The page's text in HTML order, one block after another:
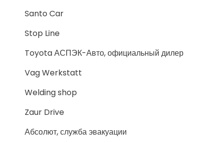
Santo Car
Stop Line
Toyota АСПЭК-Авто, официальный дилер
Vag Werkstatt
Welding shop
Zaur Drive
Абсолют, служба эвакуации